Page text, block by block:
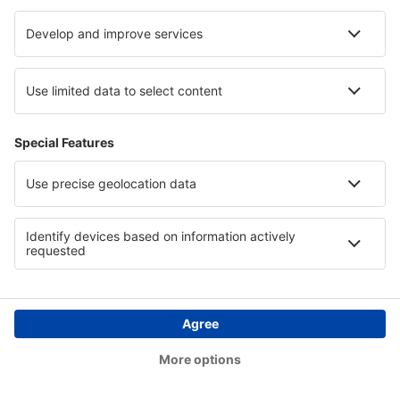
Hotels in Southern Transdanubia
Hotels in Val-Cenis
Copyright © eSkyTravel.de. Alle Rechte vorbehalten.